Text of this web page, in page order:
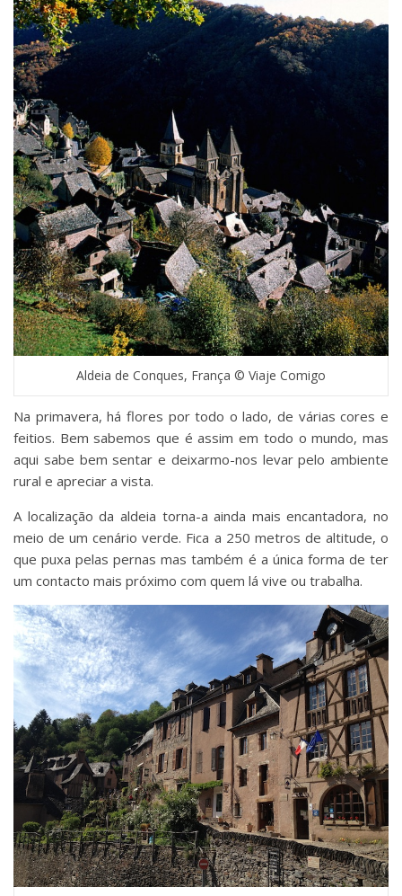
Aldeia de Conques, França © Viaje Comigo
Na primavera, há flores por todo o lado, de várias cores e
feitios. Bem sabemos que é assim em todo o mundo, mas
aqui sabe bem sentar e deixarmo-nos levar pelo ambiente
rural e apreciar a vista.
A localização da aldeia torna-a ainda mais encantadora, no
meio de um cenário verde. Fica a 250 metros de altitude, o
que puxa pelas pernas mas também é a única forma de ter
um contacto mais próximo com quem lá vive ou trabalha.